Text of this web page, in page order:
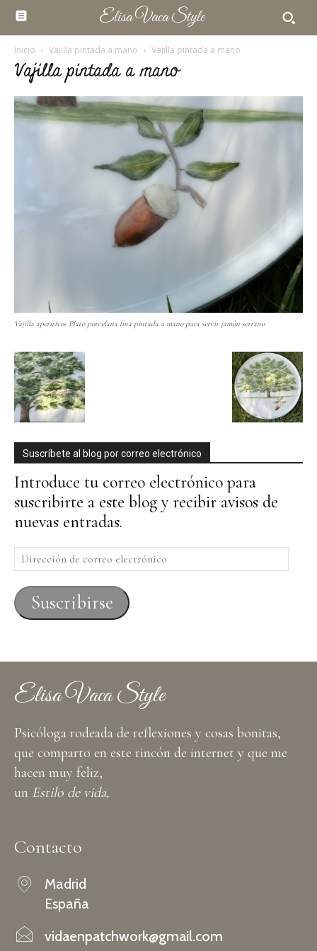
Elisa Vaca Style
Inicio Vajilla pintada a mano Vajilla pintada a mano
Vajilla pintada a mano
Vajilla aperitivos Plato porcelana fina pintada a mano para servir jamón serrano
Suscríbete al blog por correo electrónico
Introduce tu correo electrónico para
suscribirte a este blog y recibir avisos de
nuevas entradas.
Dirección
de
correo
electrónico
Suscribirse
Elisa Vaca Style
Psicóloga rodeada de reflexiones y cosas bonitas,
que comparto en este rincón de internet y que me
hacen muy feliz,
un Estilo de vida,
Contacto
Madrid
España
vidaenpatchwork@gmail.com